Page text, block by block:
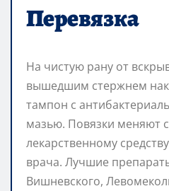
Перевязка
На чистую рану от
вышедшим стержнем
тампон с
мазью. Повязки меняют
лекарственному
врача. Лучшие
Вишневского,